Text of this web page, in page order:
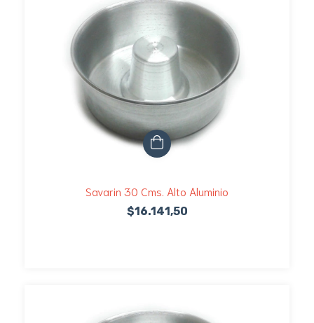
Savarin 30 Cms. Alto Aluminio
$16.141,50